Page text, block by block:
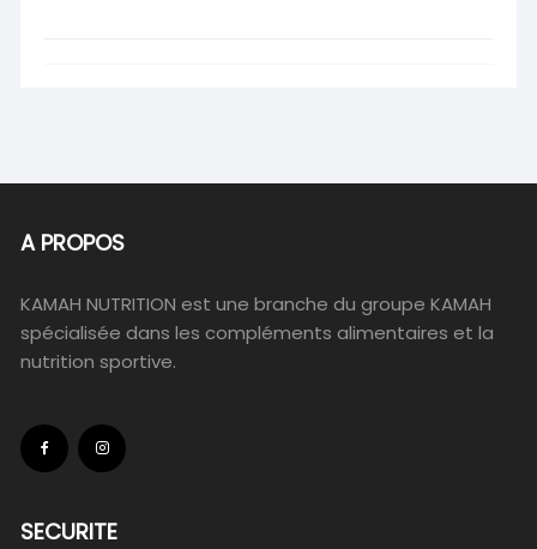
A PROPOS
KAMAH NUTRITION est une branche du groupe KAMAH
spécialisée dans les compléments alimentaires et la
nutrition sportive.
SECURITE